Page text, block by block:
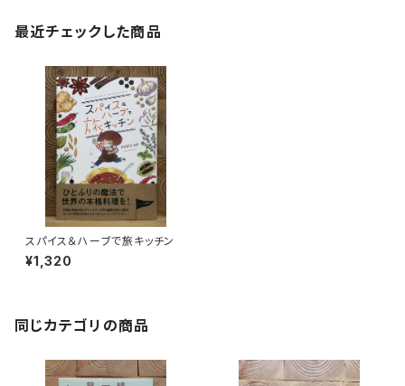
最近チェックした商品
スパイス＆ハーブで旅キッチン
¥1,320
同じカテゴリの商品